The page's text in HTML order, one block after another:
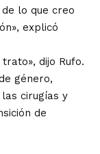
lo que creo
explicó
dijo Rufo.
género,
cirugías y
de